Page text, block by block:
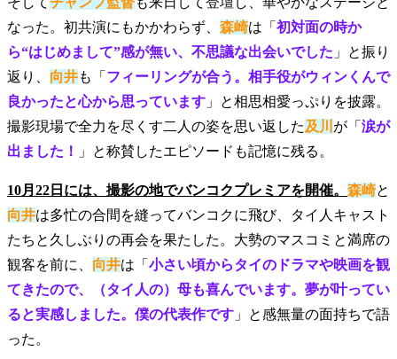
なった。初共演にもかかわらず、 森崎は「 初対面の時か
ら“はじめまして”感が無い、不思議な出会いでした 」と振り
返り、 向井も「 フィーリングが合う。相手役がウィンくんで
良かったと心から思っています 」と相思相愛っぷりを披露。
撮影現場で全力を尽くす二人の姿を思い返した及川 が「 涙が
出ました！
」と称賛したエピソードも記憶に残る。
10月22日には、撮影の地でバンコクプレミアを開催。 森崎と
向井は多忙の合間を縫ってバンコクに飛び、タイ人キャスト
たちと久しぶりの再会を果たした。大勢のマスコミと満席の
観客を前に、 向井は「 小さい頃からタイのドラマや映画を観
てきたので、（タイ人の）母も喜んでいます。夢が叶ってい
ると実感しました。僕の代表作です 」と感無量の面持ちで語
った。